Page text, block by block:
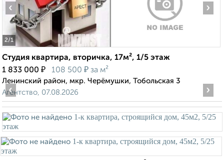
2/1
‹ ›
Студия квартира, вторичка, 17м², 1/5 этаж
1 833 000 ₽ 108 500 ₽ за м²
Ленинский район, мкр. Черёмушки, Тобольская 3
Агентство, 07.08.2026
‹ ›